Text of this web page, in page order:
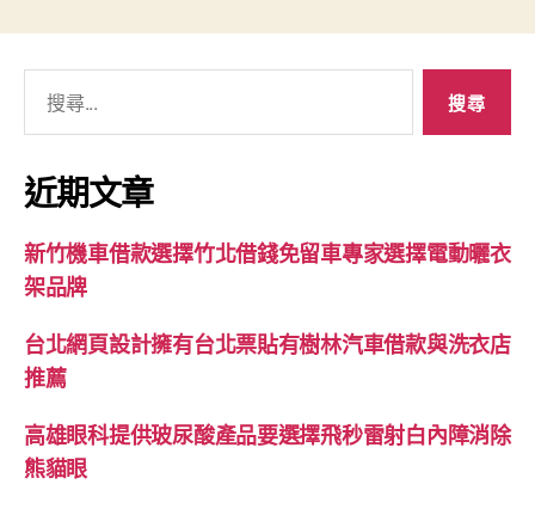
關
鍵
字:
近期文章
新竹機車借款選擇竹北借錢免留車專家選擇電動曬衣
架品牌
台北網頁設計擁有台北票貼有樹林汽車借款與洗衣店
推薦
高雄眼科提供玻尿酸產品要選擇飛秒雷射白內障消除
熊貓眼